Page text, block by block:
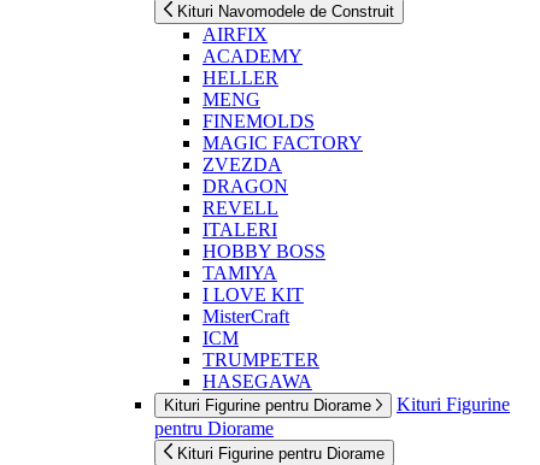
Kituri Navomodele de Construit
AIRFIX
ACADEMY
HELLER
MENG
FINEMOLDS
MAGIC FACTORY
ZVEZDA
DRAGON
REVELL
ITALERI
HOBBY BOSS
TAMIYA
I LOVE KIT
MisterCraft
ICM
TRUMPETER
HASEGAWA
Kituri Figurine pentru Diorame
Kituri Figurine
pentru Diorame
Kituri Figurine pentru Diorame